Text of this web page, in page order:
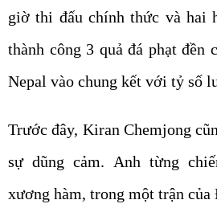
giờ thi đấu chính thức và hai
thành công 3 quả đá phạt đền
Nepal vào chung kết với tỷ số
Trước đây, Kiran Chemjong
sự dũng cảm. Anh từng
xương hàm, trong một trận của